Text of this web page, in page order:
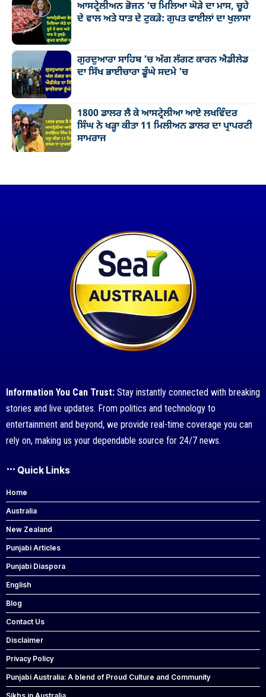
ਆਸਟ੍ਰੇਲੀਅਨ ਭੋਜਨ ’ਚ ਮਿਲਿਆ ਘੋੜੇ ਦਾ ਮਾਸ, ਚੂਹੇ
ਦੇ ਵਾਲ ਅਤੇ ਧਾਤ ਦੇ ਟੁਕੜੇ: ਗੁਪਤ ਫਾਈਲਾਂ ਦਾ ਖੁਲਾਸਾ
ਗੁਰਦੁਆਰਾ ਸਾਹਿਬ ’ਚ ਅੱਗ ਲੱਗਣ ਕਾਰਨ ਐਡੀਲੇਡ
ਦਾ ਸਿੱਖ ਭਾਈਚਾਰਾ ਡੂੰਘੇ ਸਦਮੇ ’ਚ
1800 ਡਾਲਰ ਲੈ ਕੇ ਆਸਟ੍ਰੇਲੀਆ ਆਏ ਲਖਵਿੰਦਰ
ਸਿੰਘ ਨੇ ਖੜ੍ਹਾ ਕੀਤਾ 11 ਮਿਲੀਅਨ ਡਾਲਰ ਦਾ ਪ੍ਰਾਪਰਟੀ
ਸਾਮਰਾਜ
Information You Can Trust: Stay instantly connected with breaking
stories and live updates. From politics and technology to
entertainment and beyond, we provide real-time coverage you can
rely on, making us your dependable source for 24/7 news.
Quick Links
Home
Australia
New Zealand
Punjabi Articles
Punjabi Diaspora
English
Blog
Contact Us
Disclaimer
Privacy Policy
Punjabi Australia: A blend of Proud Culture and Community